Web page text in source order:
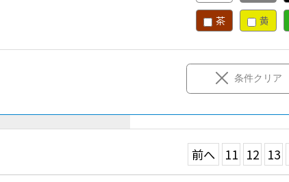
茶 黄
条件クリア
前へ 11 12 13